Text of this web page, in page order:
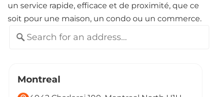
un service rapide, efficace et de proximité, que ce
soit pour une maison, un condo ou un commerce.
Montreal